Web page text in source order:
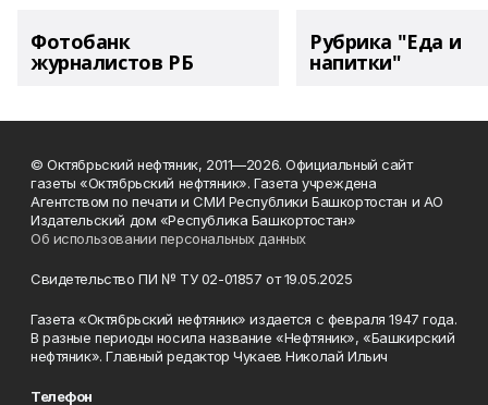
Фотобанк
журналистов РБ
Рубрика "Еда и
напитки"
© Октябрьский нефтяник, 2011—2026. Официальный сайт
газеты «Октябрьский нефтяник». Газета учреждена
Агентством по печати и СМИ Республики Башкортостан и АО
Издательский дом «Республика Башкортостан»
Об использовании персональных данных
Свидетельство ПИ № ТУ 02-01857 от 19.05.2025
Газета «Октябрьский нефтяник» издается с февраля 1947 года.
В разные периоды носила название «Нефтяник», «Башкирский
нефтяник». Главный редактор Чукаев Николай Ильич
Телефон